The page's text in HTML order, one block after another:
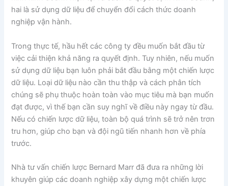
hai là sử dụng dữ liệu để chuyển đổi cách thức doanh
nghiệp vận hành.
Trong thực tế, hầu hết các công ty đều muốn bắt đầu từ
việc cải thiện khả năng ra quyết định. Tuy nhiên, nếu muốn
sử dụng dữ liệu bạn luôn phải bắt đầu bằng một chiến lược
dữ liệu. Loại dữ liệu nào cần thu thập và cách phân tích
chúng sẽ phụ thuộc hoàn toàn vào mục tiêu mà bạn muốn
đạt được, vì thế bạn cần suy nghĩ về điều này ngay từ đầu.
Nếu có chiến lược dữ liệu, toàn bộ quá trình sẽ trở nên trơn
tru hơn, giúp cho bạn và đội ngũ tiến nhanh hơn về phía
trước.
Nhà tư vấn chiến lược Bernard Marr đã đưa ra những lời
khuyên giúp các doanh nghiệp xây dựng một chiến lược